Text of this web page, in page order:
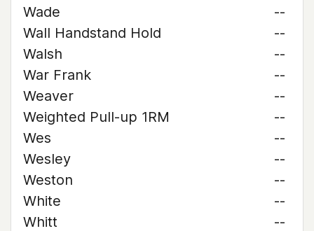
Wade
--
Wall Handstand Hold
--
Walsh
--
War Frank
--
Weaver
--
Weighted Pull-up 1RM
--
Wes
--
Wesley
--
Weston
--
White
--
Whitt
--